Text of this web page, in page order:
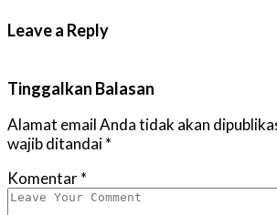
Leave a Reply
Tinggalkan Balasan
Alamat email Anda tidak akan
wajib ditandai*
Komentar*